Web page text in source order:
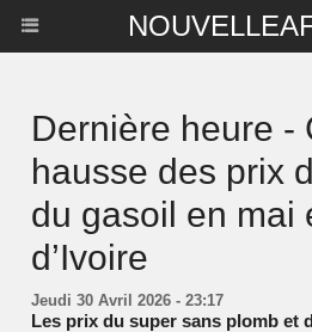
Dernière heure -
hausse des prix
du gasoil en mai
d’Ivoire
Jeudi 30 Avril 2026 - 23:17
Les prix du super sans plomb et